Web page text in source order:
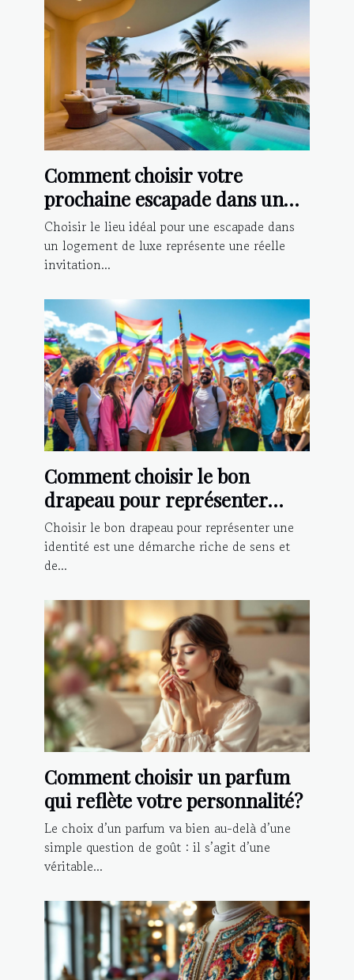
Comment choisir votre
prochaine escapade dans un
logement de luxe ?
Choisir le lieu idéal pour une escapade dans
un logement de luxe représente une réelle
invitation...
Comment choisir le bon
drapeau pour représenter
votre identité?
Choisir le bon drapeau pour représenter une
identité est une démarche riche de sens et
de...
Comment choisir un parfum
qui reflète votre personnalité?
Le choix d’un parfum va bien au-delà d’une
simple question de goût : il s’agit d’une
véritable...